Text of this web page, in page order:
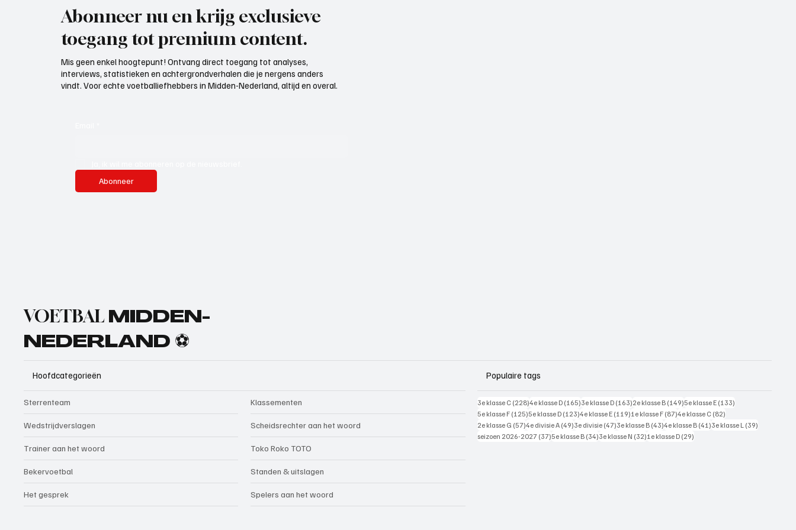
Abonneer nu en krijg exclusieve
toegang tot premium content.
Mis geen enkel hoogtepunt! Ontvang direct toegang tot analyses,
interviews, statistieken en achtergrondverhalen die je nergens anders
vindt. Voor echte voetballiefhebbers in Midden-Nederland, altijd en overal.
Abonneer
VOETBAL MIDDEN-
NEDERLAND ⚽
Hoofdcategorieën
Sterrenteam
Wedstrijdverslagen
Trainer aan het woord
Bekervoetbal
Het gesprek
Klassementen
Scheidsrechter aan het woord
Toko Roko TOTO
Standen & uitslagen
Spelers aan het woord
Populaire tags
3e klasse C (228)228 posts
4e klasse D (165)165 posts
3e klasse D (163)163 posts
2e klasse B (149)149 posts
5e klasse E (133)
5e klasse F (125)125 posts
5e klasse D (123)123 posts
4e klasse E (119)119 posts
1e klasse F (87)87 posts
4e klasse C (82)
2e klasse G (57)57 posts
4e divisie A (49)49 posts
3e divisie (47)47 posts
3e klasse B (43)43 posts
4e klasse B (41)41 posts
3e klasse L (39)
seizoen 2026-2027 (37)37 posts
5e klasse B (34)34 posts
3e klasse N (32)32 posts
1e klasse D (29)